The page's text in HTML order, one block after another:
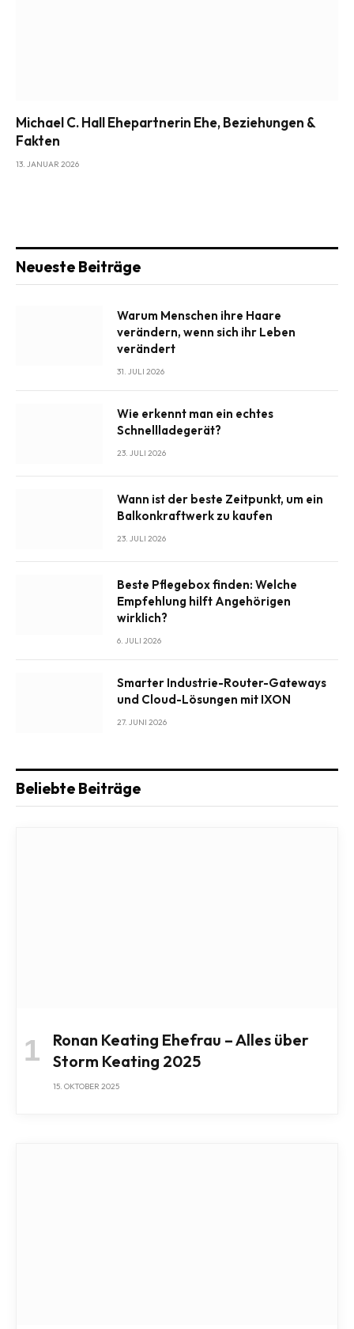
Michael C. Hall Ehepartnerin Ehe, Beziehungen &
Fakten
13. JANUAR 2026
Neueste Beiträge
Warum Menschen ihre Haare
verändern, wenn sich ihr Leben
verändert
31. JULI 2026
Wie erkennt man ein echtes
Schnellladegerät?
23. JULI 2026
Wann ist der beste Zeitpunkt, um ein
Balkonkraftwerk zu kaufen
23. JULI 2026
Beste Pflegebox finden: Welche
Empfehlung hilft Angehörigen
wirklich?
6. JULI 2026
Smarter Industrie-Router-Gateways
und Cloud-Lösungen mit IXON
27. JUNI 2026
Beliebte Beiträge
Ronan Keating Ehefrau – Alles über
Storm Keating 2025
15. OKTOBER 2025